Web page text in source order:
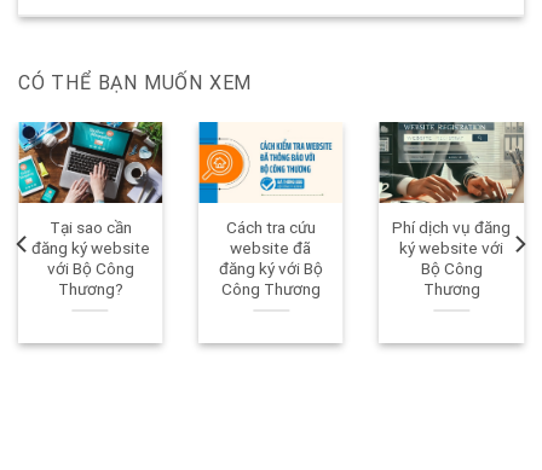
CÓ THỂ BẠN MUỐN XEM
Tại sao cần
đăng ký website
với Bộ Công
Thương?
Cách tra cứu
website đã
đăng ký với Bộ
Công Thương
Phí dịch vụ đăng
ký website với
Bộ Công
Thương